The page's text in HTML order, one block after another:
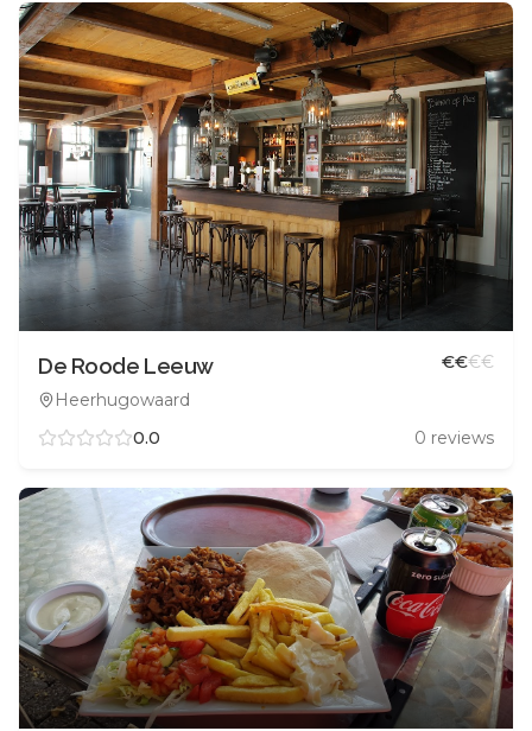
De Roode Leeuw
Heerhugowaard
€€€€
0.0 0 reviews